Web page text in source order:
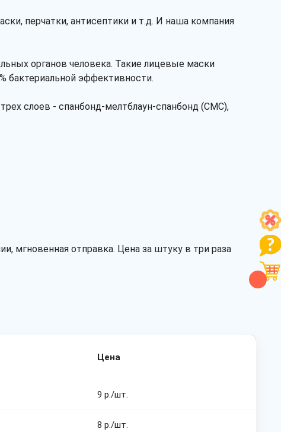
Заказать звонок
перчатки, антисептики и т.д. И наша компания
органов человека. Такие лицевые маски
бактериальной эффективности.
слоев - спанбонд-мелтблаун-спанбонд (СМС),
мгновенная отправка. Цена за штуку в три раза
Цена
9 р./шт.
8 р./шт.